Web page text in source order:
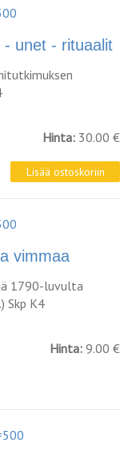
- unet - rituaalit
Hinta: 30.00 €
vimmaa
1790-luvulta
Skp K4
Hinta: 9.00 €